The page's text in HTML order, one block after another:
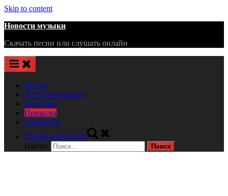
Skip to content
Новости музыки
Скачать песни или слушать онлайн
Песни
Документальные
Передачи
Приколы
Советские
Toggle search form
Найти: